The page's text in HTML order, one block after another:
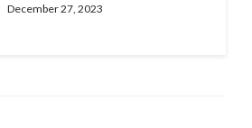
December 27, 2023